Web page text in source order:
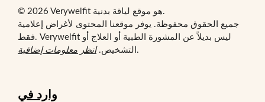
© 2026 Verywelfit هو موقع لياقة بدنية.
جميع الحقوق محفوظة. يوفر موقعنا المحتوى لأغراض إعلامية
فقط. Verywelfit ليس بديلاً عن المشورة الطبية أو العلاج أو
التشخيص.انظر معلومات إضافية .
وارد في